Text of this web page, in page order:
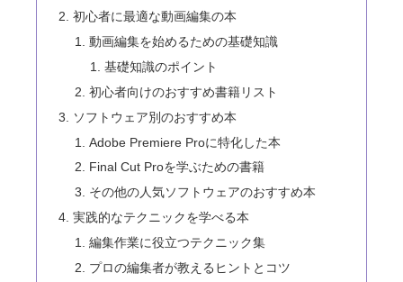
初心者に最適な動画編集の本
動画編集を始めるための基礎知識
基礎知識のポイント
初心者向けのおすすめ書籍リスト
ソフトウェア別のおすすめ本
Adobe Premiere Proに特化した本
Final Cut Proを学ぶための書籍
その他の人気ソフトウェアのおすすめ本
実践的なテクニックを学べる本
編集作業に役立つテクニック集
プロの編集者が教えるヒントとコツ